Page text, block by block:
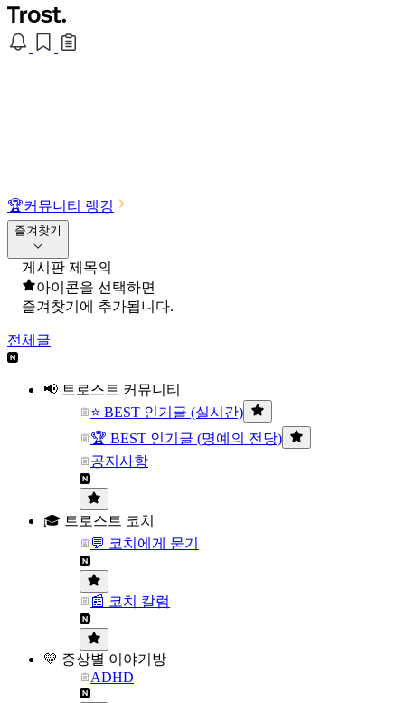
🏆커뮤니티 랭킹
즐겨찾기
게시판 제목의
아이콘을 선택하면
즐겨찾기에 추가됩니다.
전체글
📢 트로스트 커뮤니티
⭐ BEST 인기글 (실시간)
🏆 BEST 인기글 (명예의 전당)
공지사항
🎓 트로스트 코치
💬 코치에게 묻기
📰 코치 칼럼
💛 증상별 이야기방
ADHD